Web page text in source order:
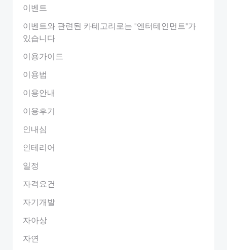
이벤트
이벤트와 관련된 카테고리로는 "엔터테인먼트"가
있습니다
이용가이드
이용법
이용안내
이용후기
인내심
인테리어
일정
자격요건
자기개발
자아상
자연